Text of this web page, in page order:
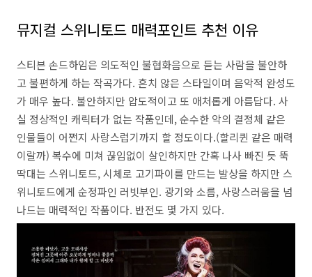
뮤지컬 스위니토드 매력포인트 추천 이유
스티븐 손드하임은 의도적인 불협화음으로 듣는 사람을 불안하
고 불편하게 하는 작곡가다. 흔치 않은 스타일이며 음악적 완성도
가 매우 높다. 불안하지만 압도적이고 또 애처롭게 아름답다. 사
실 정상적인 캐릭터가 없는 작품인데, 순수한 악의 결정체 같은
인물들이 어쩐지 사랑스럽기까지 할 정도이다.(할리퀸 같은 매력
이랄까) 복수에 미쳐 끊임없이 살인하지만 간혹 나사 빠진 듯 뚝
딱대는 스위니토드, 시체로 고기파이를 만드는 발상을 하지만 스
위니토드에게 순정파인 러빗부인. 광기와 소름, 사랑스러움을 넘
나드는 매력적인 작품이다. 반전도 몇 가지 있다.